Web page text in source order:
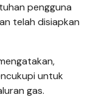
pengguna
telah disiapkan
untuk
gas.